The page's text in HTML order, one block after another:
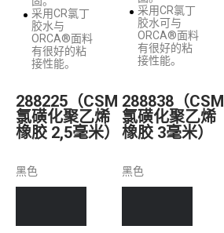
采用CR氯丁
胶水与
ORCA®面料
有很好的粘
接性能。
采用CR氯丁
胶水可与
ORCA®面料
有很好的粘
接性能。
288225（CSM
氯磺化聚乙烯
橡胶 2,5毫米）
黑色
288838（CSM
氯磺化聚乙烯
橡胶 3毫米）
黑色